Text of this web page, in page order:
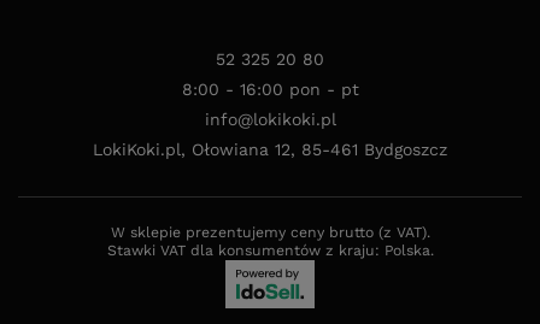
52 325 20 80
8:00 - 16:00 pon - pt
info@lokikoki.pl
LokiKoki.pl, Ołowiana 12, 85-461 Bydgoszcz
W sklepie prezentujemy ceny brutto (z VAT).
Stawki VAT dla konsumentów z kraju: Polska.